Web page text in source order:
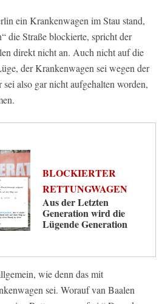
ein Krankenwagen im Stau stand,
die Straße blockierte, spricht der
direkt nicht an. Auch nicht auf die
der Krankenwagen sei wegen der
also gar nicht aufgehalten worden,
BLOCKIERTER
RETTUNGWAGEN
Aus der Letzten
Generation wird die
Lügende Generation
wie denn das mit
sei. Worauf van Baalen